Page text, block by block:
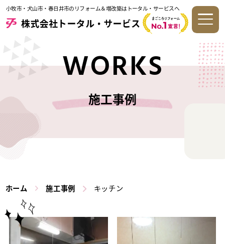
小牧市・犬山市・春日井市のリフォーム＆増改築はトータル・サービスへ
WORKS
施工事例
ホーム 施工事例 キッチン